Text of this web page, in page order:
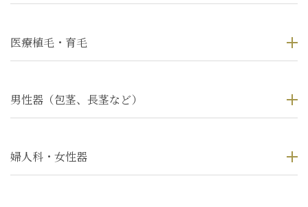
医療植毛・育毛
男性器（包茎、長茎など）
婦人科・女性器